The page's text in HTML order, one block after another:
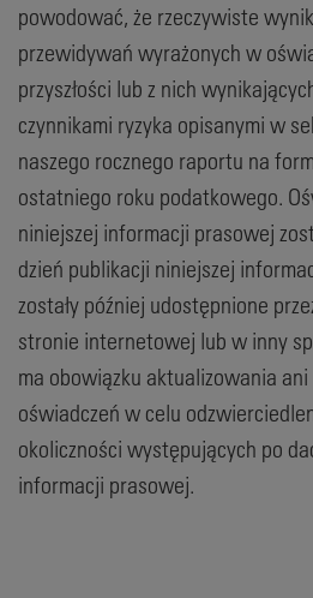
powodować, że rzeczywiste
przewidywań wyrażonych w
przyszłości lub z nich
czynnikami ryzyka opisanymi w
naszego rocznego raportu na
ostatniego roku podatkowego.
niniejszej informacji prasowej
dzień publikacji niniejszej
zostały później udostępnione
stronie internetowej lub w inny
ma obowiązku aktualizowania
oświadczeń w celu
okoliczności występujących po
informacji prasowej.